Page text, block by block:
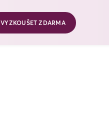
VYZKOUŠET ZDARMA